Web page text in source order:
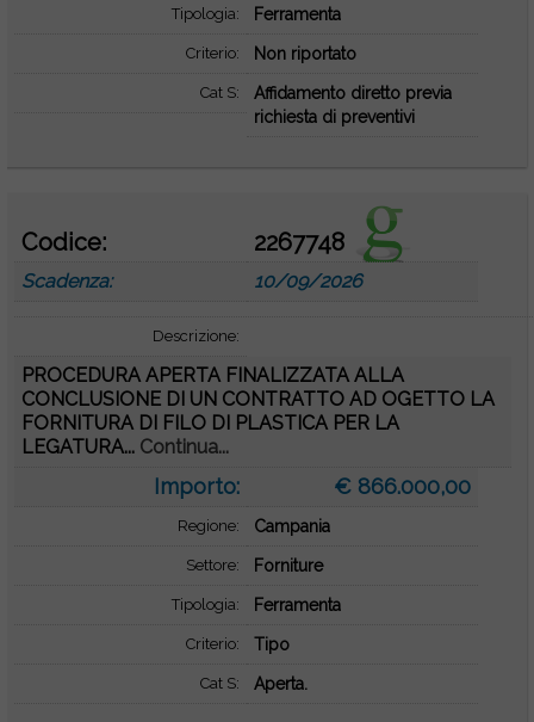
Tipologia: Ferramenta
Criterio: Non riportato
Cat S:
Affidamento diretto previa
richiesta di preventivi
Codice: 2267748
Scadenza: 10/09/2026
Descrizione:
PROCEDURA APERTA FINALIZZATA ALLA
CONCLUSIONE DI UN CONTRATTO AD OGETTO LA
FORNITURA DI FILO DI PLASTICA PER LA
LEGATURA... Continua...
Importo: € 866.000,00
Regione: Campania
Settore: Forniture
Tipologia: Ferramenta
Criterio: Tipo
Cat S: Aperta.